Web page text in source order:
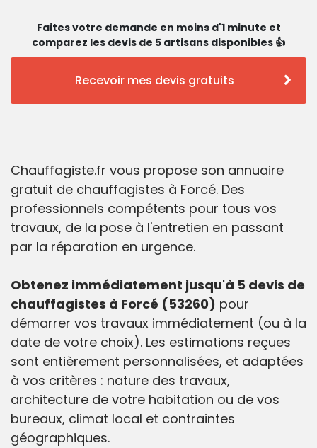
Faites votre demande en moins d'1 minute et
comparez les devis de 5 artisans disponibles 👍
Recevoir mes devis gratuits
Chauffagiste.fr vous propose son annuaire
gratuit de chauffagistes à Forcé. Des
professionnels compétents pour tous vos
travaux, de la pose à l'entretien en passant
par la réparation en urgence.
Obtenez immédiatement jusqu'à 5 devis de
chauffagistes à Forcé (53260) pour
démarrer vos travaux immédiatement (ou à la
date de votre choix). Les estimations reçues
sont entièrement personnalisées, et adaptées
à vos critères : nature des travaux,
architecture de votre habitation ou de vos
bureaux, climat local et contraintes
géographiques.